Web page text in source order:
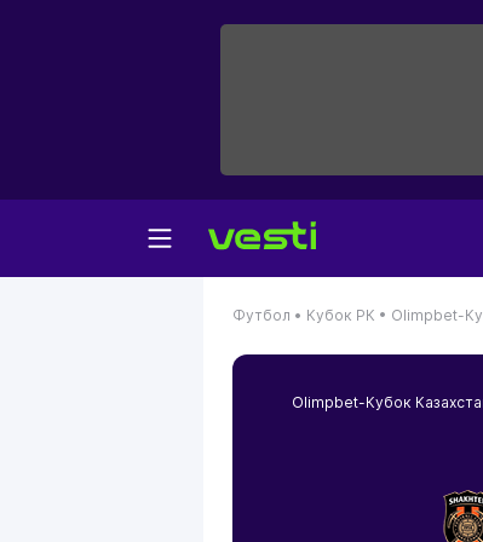
Футбол • Кубок РК • Olimpbet-
Olimpbet-Кубок